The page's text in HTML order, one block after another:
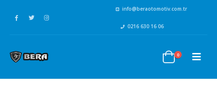
info@beraotomotiv.com.tr
0216 630 16 06
0